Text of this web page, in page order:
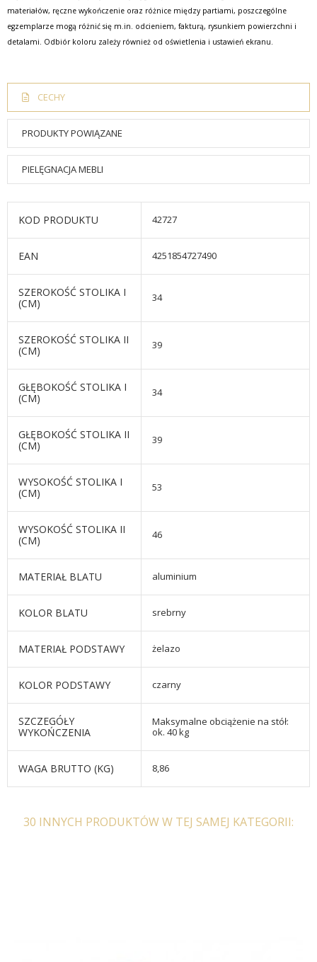
materiałów, ręczne wykończenie oraz różnice między partiami, poszczególne
egzemplarze mogą różnić się m.in. odcieniem, fakturą, rysunkiem powierzchni i
detalami. Odbiór koloru zależy również od oświetlenia i ustawień ekranu.
CECHY
PRODUKTY POWIĄZANE
PIELĘGNACJA MEBLI
KOD PRODUKTU 42727
EAN 4251854727490
SZEROKOŚĆ STOLIKA I
(CM)
34
SZEROKOŚĆ STOLIKA II
(CM)
39
GŁĘBOKOŚĆ STOLIKA I
(CM)
34
GŁĘBOKOŚĆ STOLIKA II
(CM)
39
WYSOKOŚĆ STOLIKA I
(CM)
53
WYSOKOŚĆ STOLIKA II
(CM)
46
MATERIAŁ BLATU aluminium
KOLOR BLATU srebrny
MATERIAŁ PODSTAWY żelazo
KOLOR PODSTAWY czarny
SZCZEGÓŁY
WYKOŃCZENIA
Maksymalne obciążenie na stół:
ok. 40 kg
WAGA BRUTTO (KG) 8,86
30 INNYCH PRODUKTÓW W TEJ SAMEJ KATEGORII: